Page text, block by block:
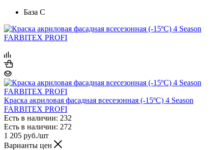
База С
Краска акриловая фасадная всесезонная (-15ºС) 4 Season
FARBITEX PROFI
Есть в наличии: 232
Есть в наличии: 272
1 205 руб./шт
Варианты цен